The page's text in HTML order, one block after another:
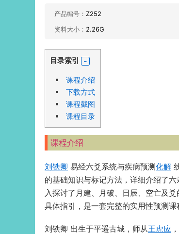
产品编号： Z252
资料大小： 2.26G
目录索引
课程介绍
下载方式
课程截图
课程目录
课程介绍
刘铁卿 易经六爻系统与疾病预测化解
的基础知识与标记方法，详细介绍了
入探讨了月建、月破、日辰、空亡及
具体指引，是一套完整的实用性预测课
刘铁卿 出生于平遥古城，师从王虎应